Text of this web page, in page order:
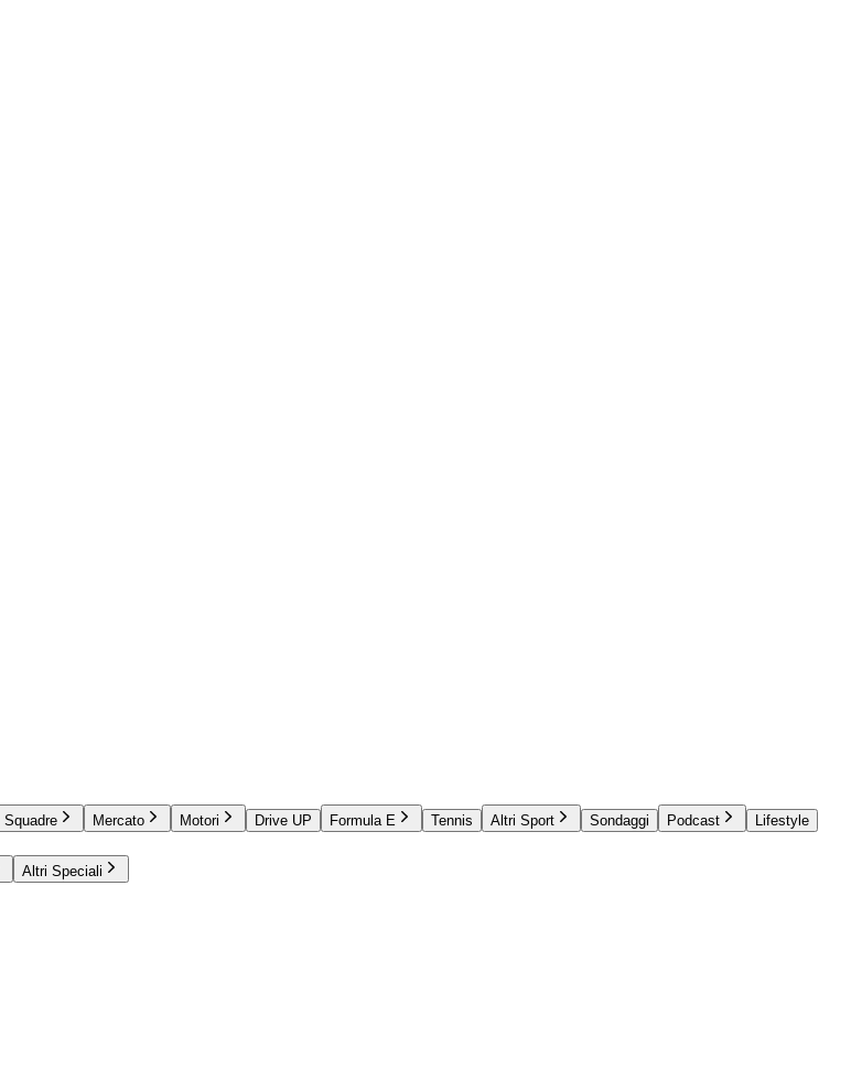
Squadre Mercato Motori Drive UP Formula E Tennis Altri Sport Sondaggi Podcast
Lifestyle
Altri Speciali